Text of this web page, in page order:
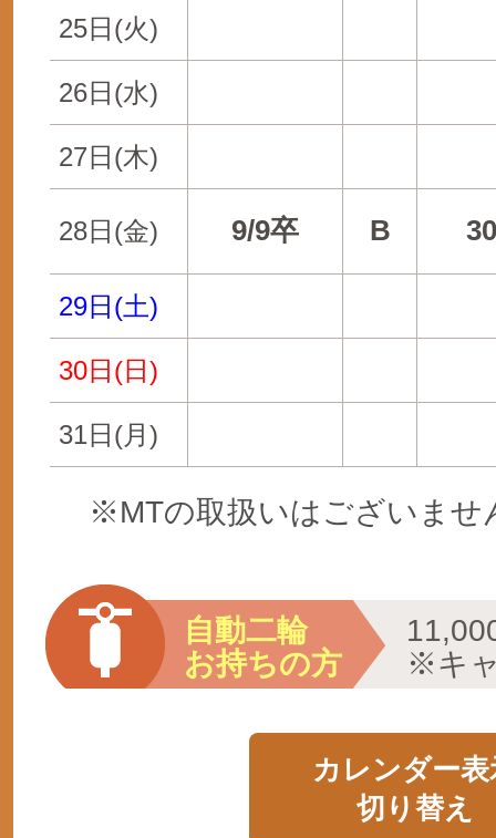
25日(火)
26日(水)
27日(木)
28日(金) 9/9卒 B
29日(土)
30日(日)
31日(月)
※MTの取扱いはございませ
自動二輪
お持ちの方
※キ
カレンダー表
切り替え